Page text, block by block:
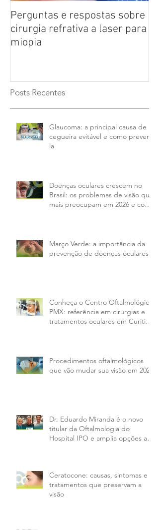
Perguntas e respostas sobre
cirurgia refrativa a laser para
miopia
Posts Recentes
Glaucoma: a principal causa de
cegueira evitável e como preveni-
la
Doenças oculares crescem no
Brasil: os problemas de visão que
mais preocupam em 2026 e como
Março Verde: a importância da
prevenção de doenças oculares
Conheça o Centro Oftalmológico
PMX: referência em cirurgias e
tratamentos oculares em Curitiba
Procedimentos oftalmológicos
que vão mudar sua visão em 2026
Dr. Eduardo Miranda é o novo
titular da Oftalmologia do
Hospital IPO e amplia opções aos
Ceratocone: causas, sintomas e
tratamentos que preservam a
visão